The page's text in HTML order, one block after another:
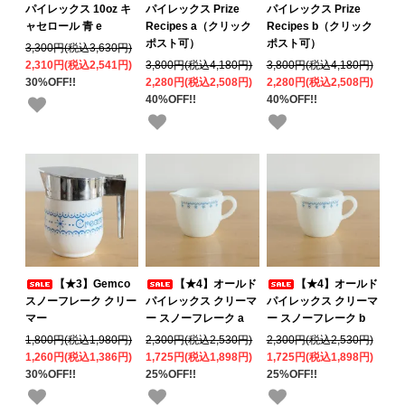
パイレックス 10oz キ
ャセロール 青 e
3,300円(税込3,630円)
2,310円(税込2,541円)
30%OFF!!
パイレックス Prize
Recipes a（クリック
ポスト可）
3,800円(税込4,180円)
2,280円(税込2,508円)
40%OFF!!
パイレックス Prize
Recipes b（クリック
ポスト可）
3,800円(税込4,180円)
2,280円(税込2,508円)
40%OFF!!
【★3】Gemco
スノーフレーク クリー
マー
1,800円(税込1,980円)
1,260円(税込1,386円)
30%OFF!!
【★4】オールド
パイレックス クリーマ
ー スノーフレーク a
2,300円(税込2,530円)
1,725円(税込1,898円)
25%OFF!!
【★4】オールド
パイレックス クリーマ
ー スノーフレーク b
2,300円(税込2,530円)
1,725円(税込1,898円)
25%OFF!!